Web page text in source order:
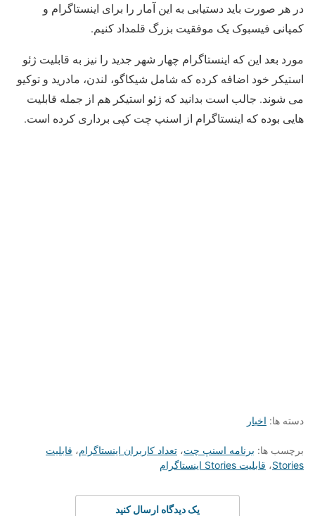
در هر صورت باید دستیابی به این آمار را برای اینستاگرام و
کمپانی فیسبوک یک موفقیت بزرگ قلمداد کنیم.
مورد بعد این که اینستاگرام چهار شهر جدید را نیز به قابلیت ژئو
استیکر خود اضافه کرده که شامل شیکاگو، لندن، مادرید و توکیو
می شوند. جالب است بدانید که ژئو استیکر هم از جمله قابلیت
هایی بوده که اینستاگرام از اسنپ چت کپی برداری کرده است.
دسته ها: اخبار
برچسب ها: برنامه اسنپ چت، تعداد کاربران اینستاگرام، قابلیت
Stories، قابلیت Stories اینستاگرام
یک دیدگاه ارسال کنید